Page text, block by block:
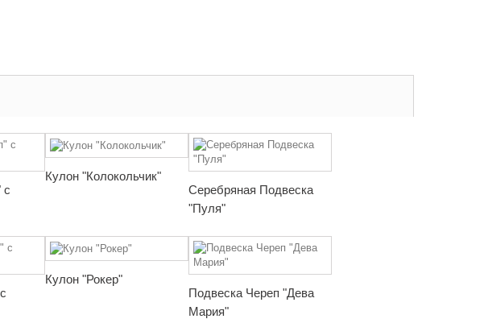
с
Кулон "Колокольчик"
Серебряная Подвеска
"Пуля"
Кулон "Рокер"
Подвеска Череп "Дева
Мария"